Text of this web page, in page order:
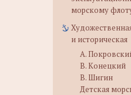
морскому
и историческая
А.
В. Конецкий
В. Шигин
Детская